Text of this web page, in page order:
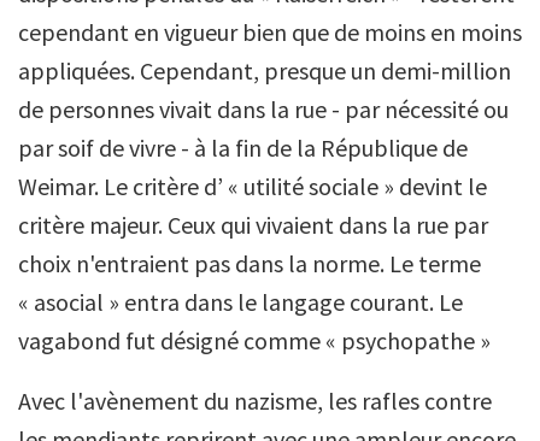
cependant en vigueur bien que de moins en moins
appliquées. Cependant, presque un demi-million
de personnes vivait dans la rue - par nécessité ou
par soif de vivre - à la fin de la République de
Weimar. Le critère d’ « utilité sociale » devint le
critère majeur. Ceux qui vivaient dans la rue par
choix n'entraient pas dans la norme. Le terme
« asocial » entra dans le langage courant. Le
vagabond fut désigné comme « psychopathe »
Avec l'avènement du nazisme, les rafles contre